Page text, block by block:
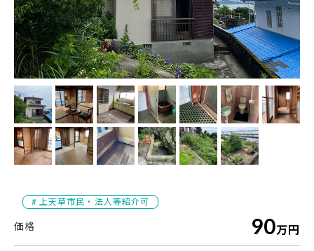
# 上天草市民・法人等紹介可
90万円